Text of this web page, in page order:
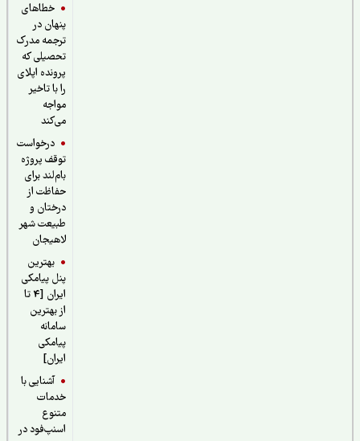
خطاهای
پنهان در
ترجمه مدرک
تحصیلی که
پرونده اپلای
را با تاخیر
درخواست
توقف پروژه
بام‌لند برای
حفاظت از
درختان و
طبیعت شهر
لاهیجان
بهترین
پنل پیامکی
ایران [4 تا
از بهترین
سامانه
پیامکی
آشنایی با
خدمات
اسنپ‌فود در